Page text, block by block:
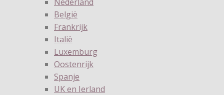
België
Frankrijk
Italië
Luxemburg
Oostenrijk
Spanje
UK en Ierland